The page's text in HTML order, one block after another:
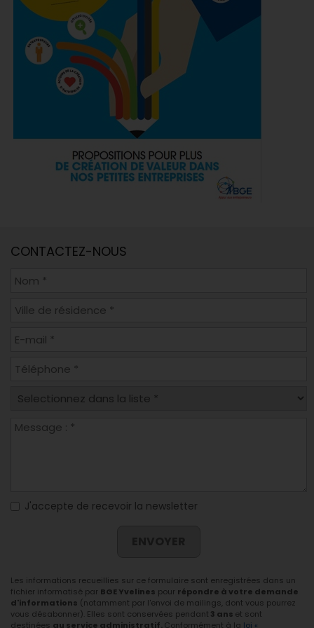
CONTACTEZ-NOUS
J'accepte de recevoir la newsletter
Les informations recueillies sur ce formulaire sont enregistrées dans un
fichier informatisé par BGE Yvelines pour répondre à votre demande
d'informations (notamment par l'envoi de mailings, dont vous pourrez
vous désabonner). Elles sont conservées pendant 3 ans et sont
destinées au service administratif. Conformément à la loi «